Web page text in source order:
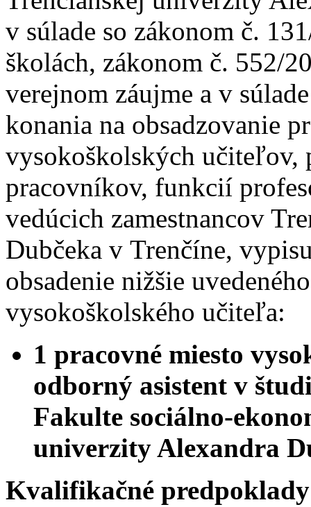
v súlade so zákonom č.
školách, zákonom č. 552/
verejnom záujme a v
konania na obsadzovanie
vysokoškolských učiteľov,
pracovníkov, funkcií
vedúcich zamestnancov
Dubčeka v Trenčíne,
obsadenie nižšie
vysokoškolského učiteľa:
1 pracovné miesto
odborný asistent v
Fakulte sociálno-
univerzity Alexandra
Kvalifikačné